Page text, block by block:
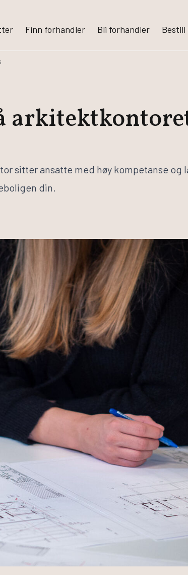
Finn forhandler Bli forhandler Bestill
Finn forhandler
Visjon og verdier
sitter ansatte med høy kompetanse og
din.